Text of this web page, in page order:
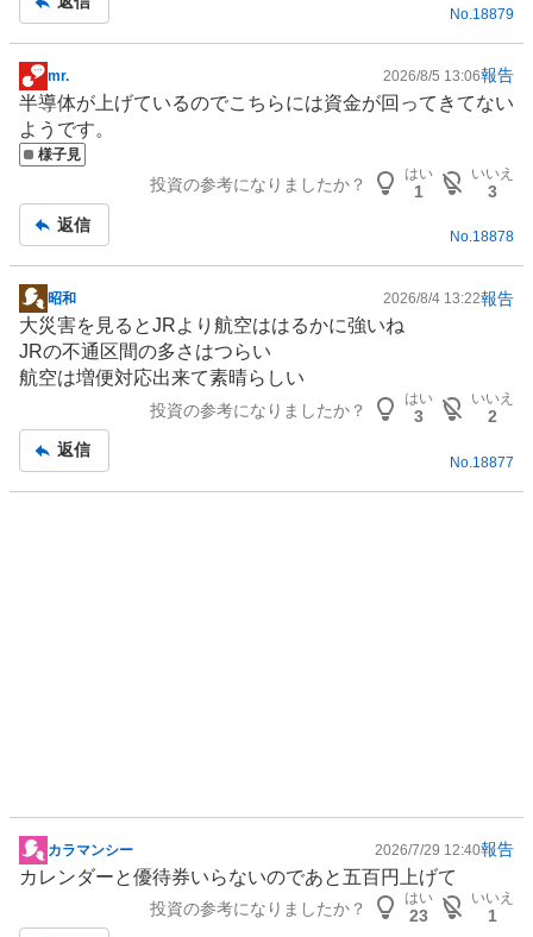
0
%
、
強
く
売
た
い
%
No. 18879
掲
示
板
記
mr. 2026/8/5 13:06報告
半導体が上げているのでこちらには資金が回ってきてない
ようです。
様子見
投資の参考になりましたか？
はい
1
いいえ
3
返信
No.18878
掲
示
板
記
昭和 2026/8/4 13:22報告
大災害を見るとJRより 航空ははるかに強いね
JRの不通区間の多さはつらい
航空は増便対応出来て素晴らしい
投資の参考になりましたか？
はい
3
いいえ
2
返信
No. 18877
掲
示
カラマンシー 2026/7/29 12:40報告
カレンダーと優待券いらないのであと五百円上げて
投資の参考になりましたか？
はい
23
いいえ
1